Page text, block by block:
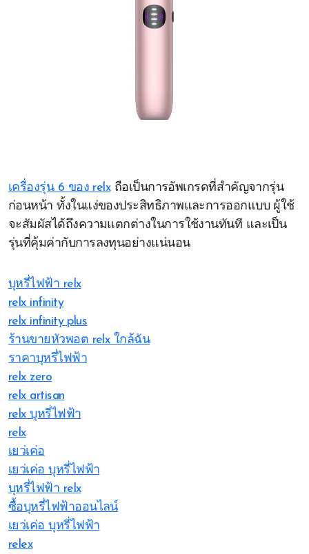
เครื่องรุ่น 6 ของ relxถือเป็นการอัพเกรดที่สำคัญจากรุ่น
ก่อนหน้า ทั้งในแง่ของประสิทธิภาพและการออกแบบ ผู้ใช้
จะสัมผัสได้ถึงความแตกต่างในการใช้งานทันที และเป็น
รุ่นที่คุ้มค่ากับการลงทุนอย่างแน่นอน
บุหรี่ไฟฟ้า relx
relx infinity
relx infinity plus
ร้านขายหัวพอต relx ใกล้ฉัน
ราคาบุหรี่ไฟฟ้า
relx zero
relx artisan
relx บุหรี่ไฟฟ้า
relx
เยว่เค่อ
เยว่เค่อ บุหรี่ไฟฟ้า
บุหรี่ไฟฟ้า relx
ซื้อบุหรี่ไฟฟ้าออนไลน์
เยว่เค่อ บุหรี่ไฟฟ้า
relex